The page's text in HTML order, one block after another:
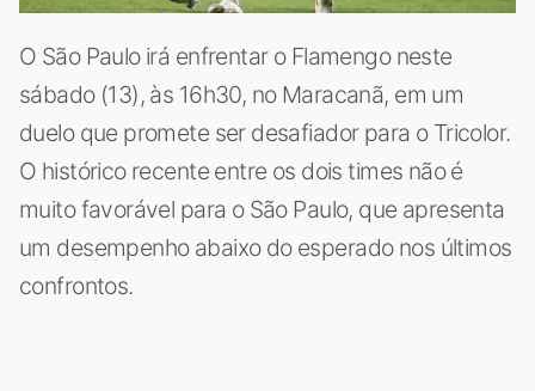
O São Paulo irá enfrentar o Flamengo neste
sábado (13), às 16h30, no Maracanã, em um
duelo que promete ser desafiador para o Tricolor.
O histórico recente entre os dois times não é
muito favorável para o São Paulo, que apresenta
um desempenho abaixo do esperado nos últimos
confrontos.